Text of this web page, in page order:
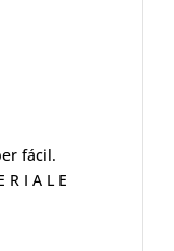
fácil.
I A L E